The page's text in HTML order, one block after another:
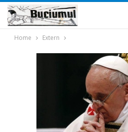
Home Extern